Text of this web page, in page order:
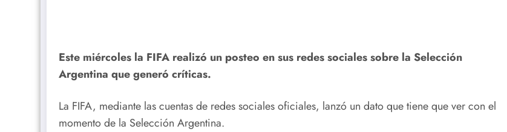
Este miércoles la FIFA realizó un posteo en sus redes sociales sobre la Selección
Argentina que generó críticas.
La FIFA, mediante las cuentas de redes sociales oficiales, lanzó un dato que tiene que ver con el
momento de la Selección Argentina.